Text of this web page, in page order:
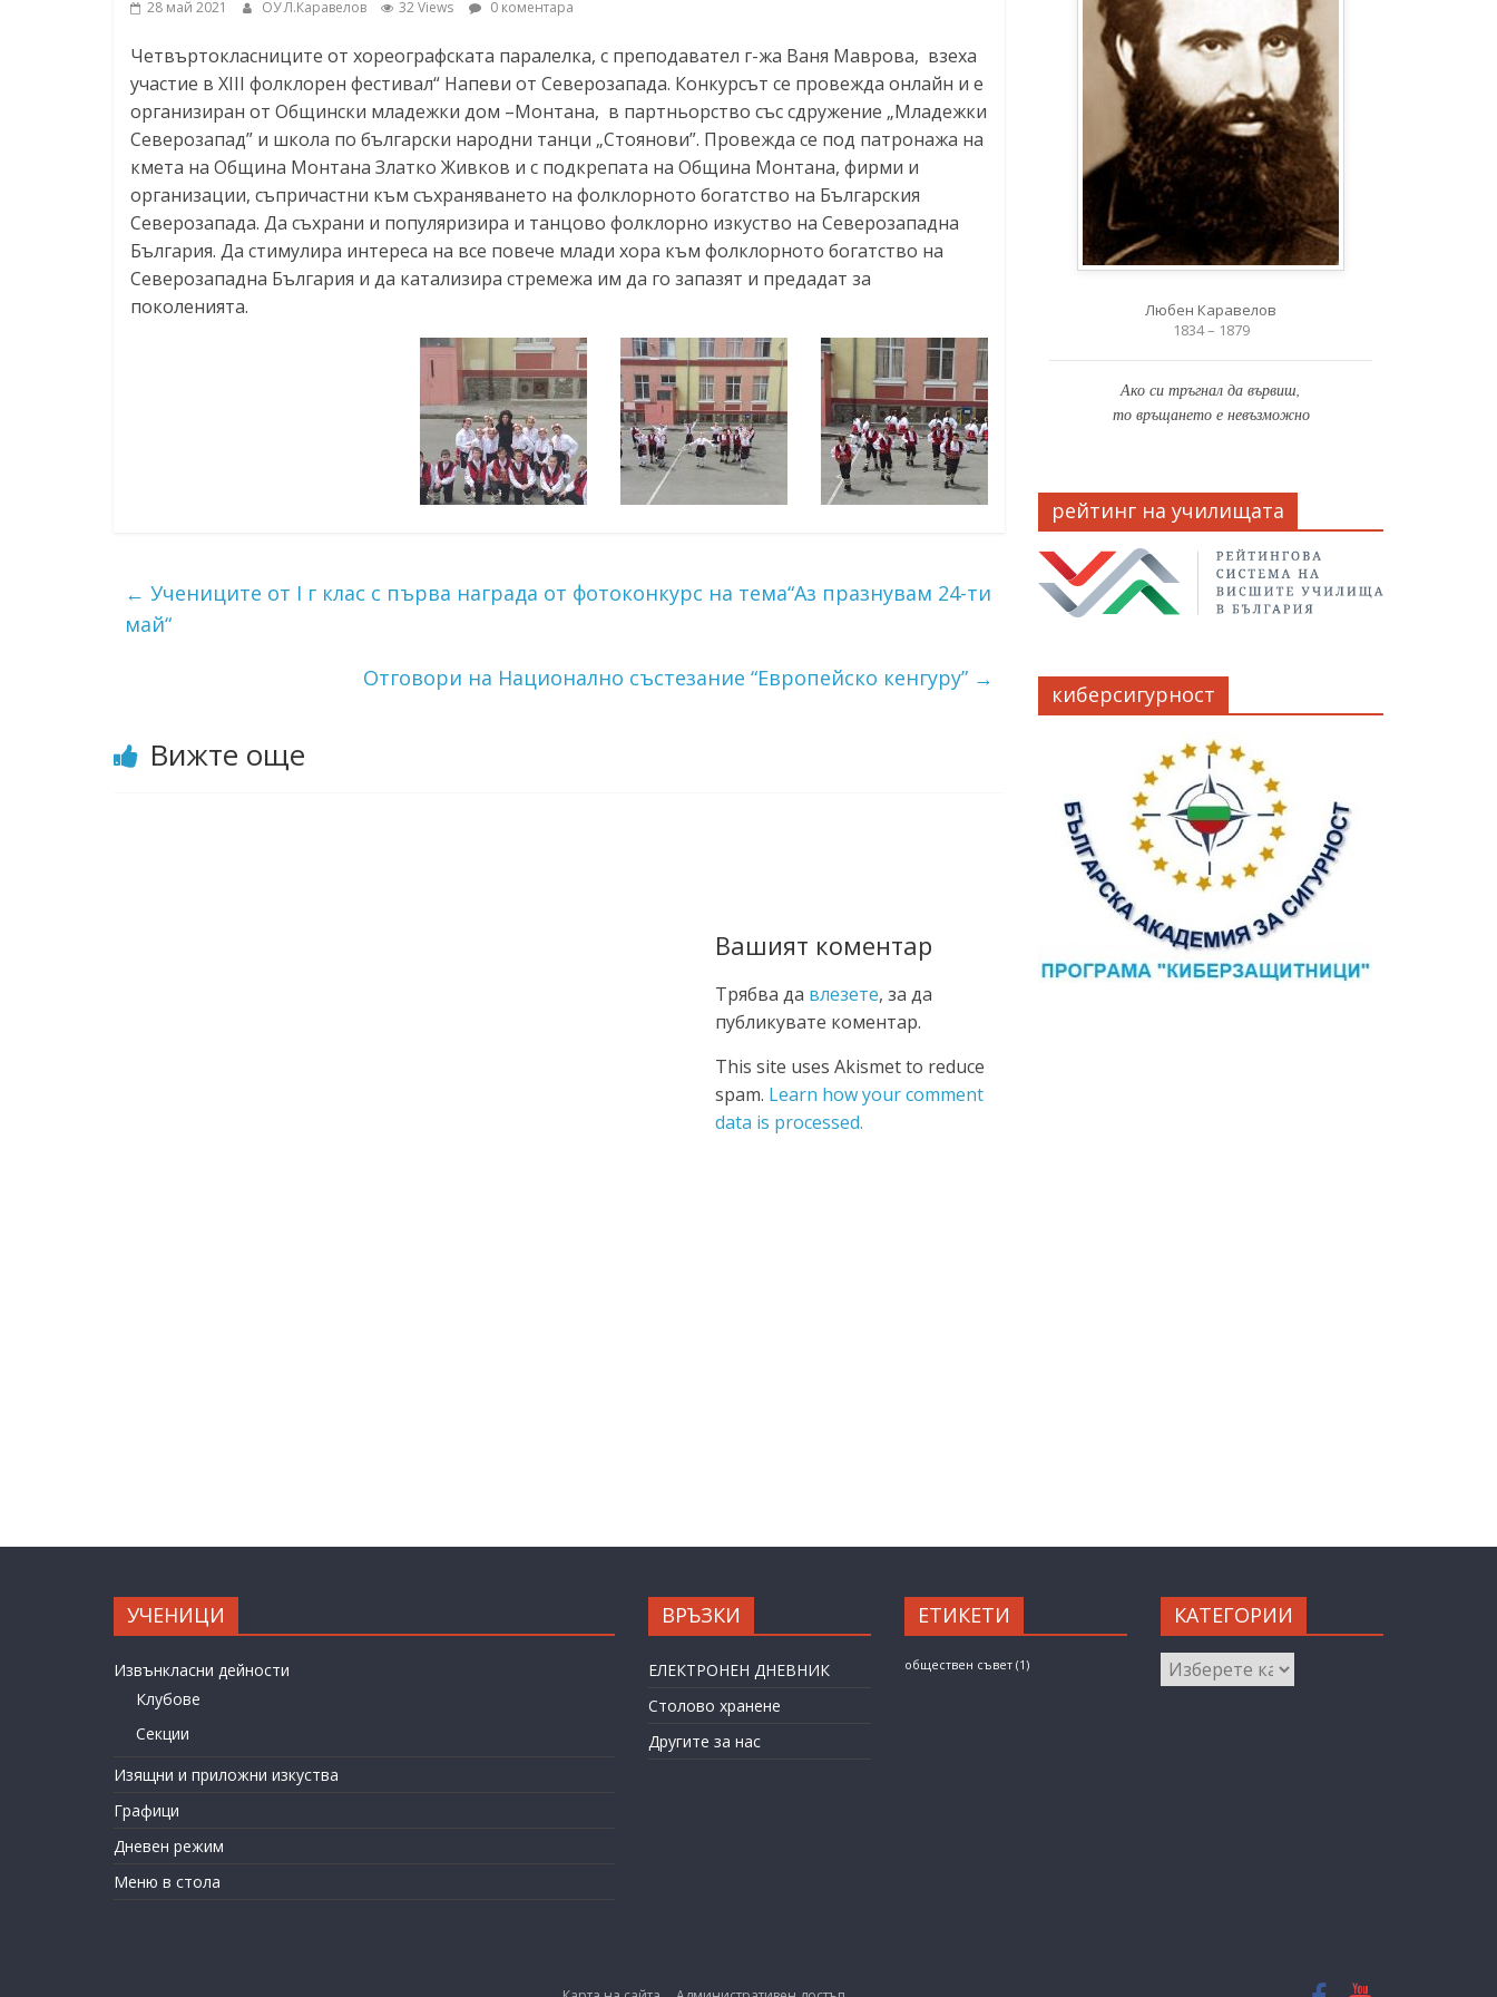
ресурси (ЦРЧР)
28 май 2021 ОУ Л.Каравелов 32 Views 0 коментара
Четвъртокласниците от хореографската паралелка, с преподавател г-жа Ваня Маврова, взеха
участие в XIII фолклорен фестивал“ Напеви от Северозапада. Конкурсът се провежда онлайн и е
организиран от Общински младежки дом –Монтана, в партньорство със сдружение „Младежки
Северозапад” и школа по български народни танци „Стоянови”. Провежда се под патронажа на
кмета на Община Монтана Златко Живков и с подкрепата на Община Монтана, фирми и
организации, съпричастни към съхраняването на фолклорното богатство на Българския
Северозапада. Да съхрани и популяризира и танцово фолклорно изкуство на Северозападна
България. Да стимулира интереса на все повече млади хора към фолклорното богатство на
Северозападна България и да катализира стремежа им да го запазят и предадат за
поколенията.
← Учениците от I г клас с първа награда от фотоконкурс на тема“Аз празнувам 24-ти
май“
Отговори на Национално състезание “Европейско кенгуру” →
Вижте още
Вашият коментар
Трябва да влезете, за да
публикувате коментар.
This site uses Akismet to reduce
spam. Learn how your comment
data is processed.
Любен Каравелов
1834 – 1879
Ако си тръгнал да вървиш,
то връщането е невъзможно
рейтинг на училищата
киберсигурност
УЧЕНИЦИ
Извънкласни дейности
Клубове
Секции
Изящни и приложни изкуства
Графици
Дневен режим
Меню в стола
ВРЪЗКИ
ЕЛЕКТРОНЕН ДНЕВНИК
Столово хранене
Другите за нас
ЕТИКЕТИ
обществен съвет(1)
КАТЕГОРИИ
КАТЕГОРИИ